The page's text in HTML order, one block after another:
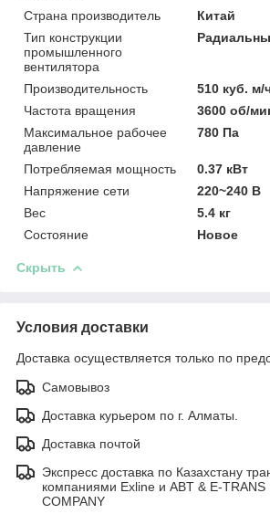
Страна производитель
Китай
Тип конструкции
промышленного
вентилятора
Производительность
510 куб. м/
Частота вращения
3600 об/
Максимальное рабочее
давление
780 Па
Потребляемая мощность
0.37 кВт
Напряжение сети
220~240 В
Вес
5.4 кг
Состояние
Новое
Скрыть
Условия доставки
Доставка осуществляется только по
Самовывоз
Доставка курьером по г. Алматы.
Доставка почтой
Экспресс доставка по Казахстану
компаниями Exline и ABT & E-TRANS
COMPANY